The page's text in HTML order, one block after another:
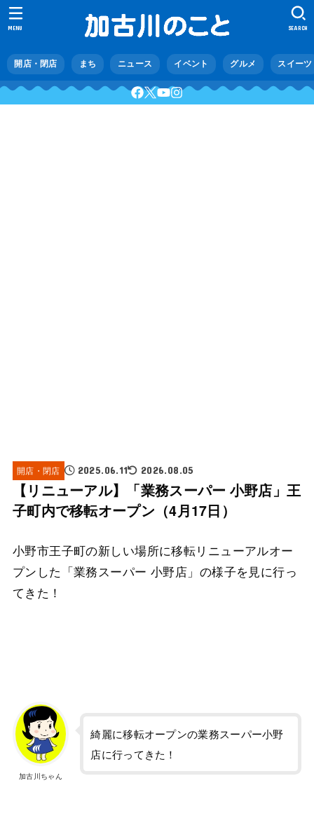
開店・閉店 まち ニュース イベント グルメ スイーツ
SEARCH
MENU
開店・閉店 2025.06.11 2026.08.05
【リニューアル】「業務スーパー 小野店」王
子町内で移転オープン（4月17日）
小野市王子町の新しい場所に移転リニューアルオー
プンした「業務スーパー 小野店」の様子を見に行っ
てきた！
加古川ちゃん
綺麗に移転オープンの業務スーパー小野
店に行ってきた！